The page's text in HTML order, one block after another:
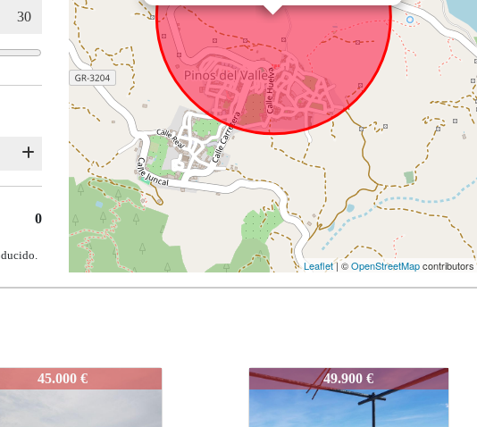
0
Leaflet| ©OpenStreetMapcontributors
49.900 € L650 72.000 €